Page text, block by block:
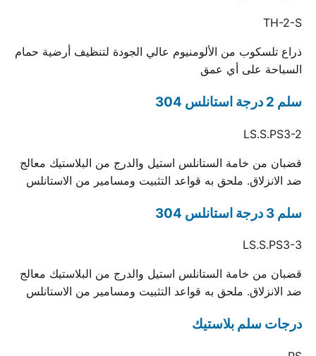
TH-2-S
ذراع تلسكوب من الألومنيوم عالي الجودة لتنظيف أرضية حمام
السباحة على أي عمق
سلم 2 درجة استانلس 304
LS.S.PS3-2
قضبان من خامة الستانلس استيل والدرج من البلاستيك معالج
ضد الانزلاق. ملحق به قواعد التثبيت ومسامير من الاستانلس
سلم 3 درجة استانلس 304
LS.S.PS3-3
قضبان من خامة الستانلس استيل والدرج من البلاستيك معالج
ضد الانزلاق. ملحق به قواعد التثبيت ومسامير من الاستانلس
درجات سلم بلاستيك